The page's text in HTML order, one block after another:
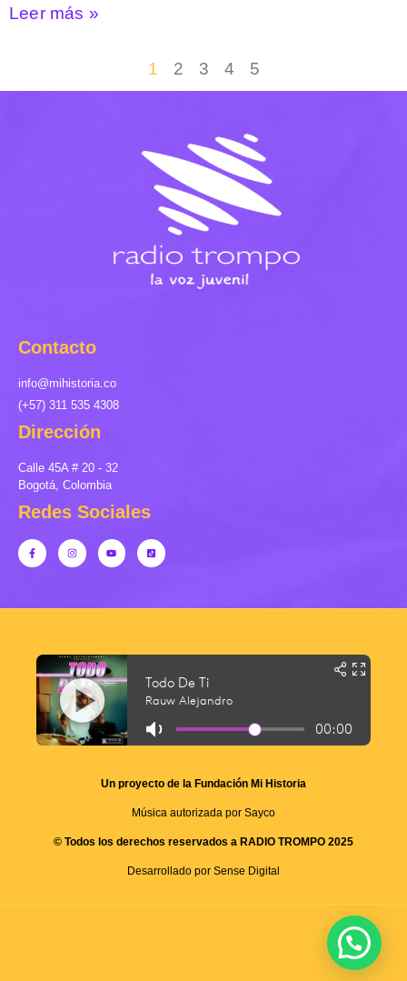
Leer más »
1 2 3 4 5
Contacto
info@mihistoria.co
(+57) 311 535 4308
Dirección
Calle 45A # 20 - 32
Bogotá, Colombia
Redes Sociales
Un proyecto de la Fundación Mi Historia
Música autorizada por Sayco
© Todos los derechos reservados a RADIO TROMPO 2025
Desarrollado por Sense Digital